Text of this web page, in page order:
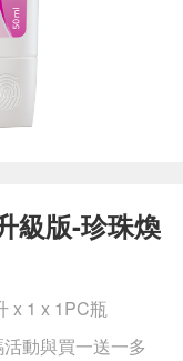
級版-珍珠煥
x 1 x 1PC瓶
動與買一送一多